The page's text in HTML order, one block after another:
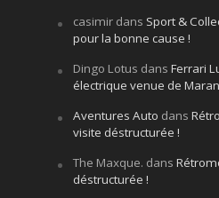
casimirdans Sport &
pour la bonne cause !
Dingo Lotus dans Ferrari
électrique venue de
Aventures Auto dans
visite déstructurée !
The Maxque. dans
déstructurée !